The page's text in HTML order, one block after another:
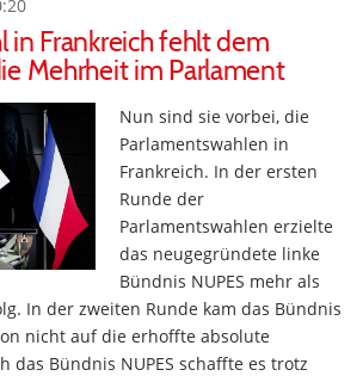
in Frankreich fehlt dem
Mehrheit im Parlament
Nun sind sie vorbei, die
Parlamentswahlen in
Frankreich. In der ersten
Runde der
Parlamentswahlen erzielte
das neugegründete linke
Bündnis NUPES mehr als
In der zweiten Runde kam das Bündnis
nicht auf die erhoffte absolute
das Bündnis NUPES schaffte es trotz